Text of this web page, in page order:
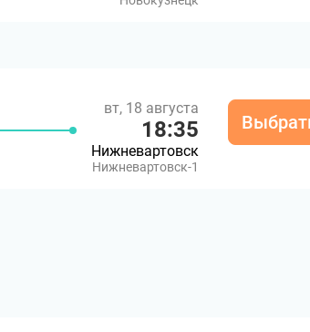
вт, 18 августа
18:35
Нижневартовск
Нижневартовск-1